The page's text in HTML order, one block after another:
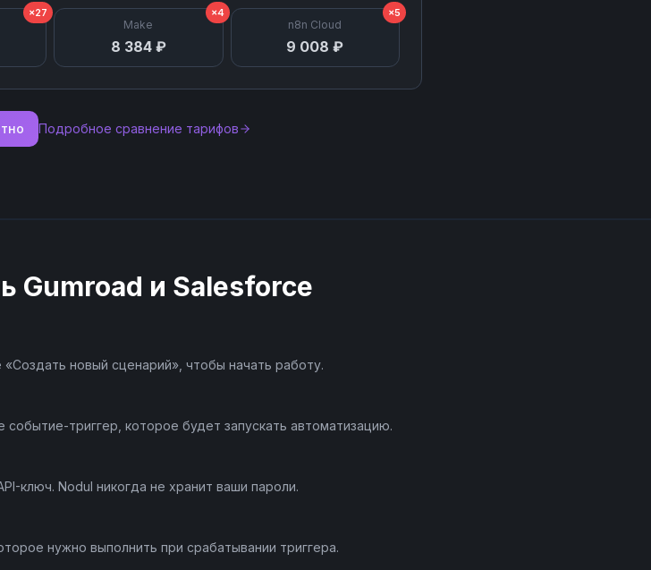
×27
Make
8 384 ₽
×4
n8n Cloud
9 008 ₽
×5
Подробное сравнение тарифов
Gumroad и Salesforce
новый сценарий», чтобы начать работу.
триггер, которое будет запускать автоматизацию.
ключ. Nodul никогда не хранит ваши пароли.
нужно выполнить при срабатывании триггера.